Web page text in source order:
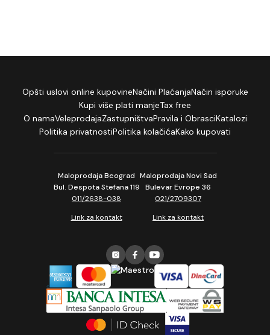
Opšti uslovi online kupovineNačini PlaćanjaNačin isporuke
Kupi više plati manjeTax free
O namaVeleprodajaZastupništvaPravila i ObrasciKatalozi
Politika privatnostiPolitika kolačićaKako kupovati
Maloprodaja Beograd
Bul. Despota Stefana 119
011/2638-038
Link za kontakt
Maloprodaja Novi Sad
Bulevar Evrope 36
021/2709307
Link za kontakt